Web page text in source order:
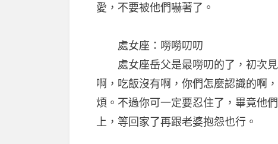
愛，不要被他們嚇著了。
處女座：嘮嘮叨叨
處女座岳父是最嘮叨的了，初次見
啊，吃飯沒有啊，你們怎麼認識的啊
煩。不過你可一定要忍住了，畢竟他
上，等回家了再跟老婆抱怨也行。